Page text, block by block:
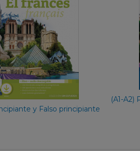
y Falso principiante
Sin Esfuerzo
Español
49,90 € (A1-A2)